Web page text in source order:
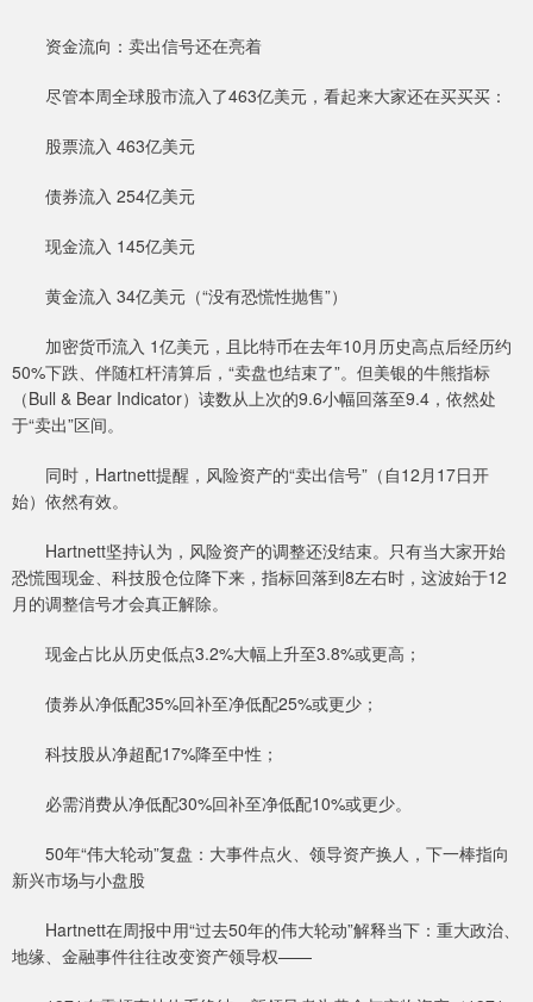
资金流向：卖出信号还在亮着
尽管本周全球股市流入了463亿美元，看起来大家还在买买买：
股票流入 463亿美元
债券流入 254亿美元
现金流入 145亿美元
黄金流入 34亿美元（“没有恐慌性抛售”）
加密货币流入 1亿美元，且比特币在去年10月历史高点后经历约
50%下跌、伴随杠杆清算后，“卖盘也结束了”。但美银的牛熊指标
（Bull & Bear Indicator）读数从上次的9.6小幅回落至9.4，依然处
于“卖出”区间。
同时，Hartnett提醒，风险资产的“卖出信号”（自12月17日开
始）依然有效。
Hartnett坚持认为，风险资产的调整还没结束。只有当大家开始
恐慌囤现金、科技股仓位降下来，指标回落到8左右时，这波始于12
月的调整信号才会真正解除。
现金占比从历史低点3.2%大幅上升至3.8%或更高；
债券从净低配35%回补至净低配25%或更少；
科技股从净超配17%降至中性；
必需消费从净低配30%回补至净低配10%或更少。
50年“伟大轮动”复盘：大事件点火、领导资产换人，下一棒指向
新兴市场与小盘股
Hartnett在周报中用“过去50年的伟大轮动”解释当下：重大政治、
地缘、金融事件往往改变资产领导权——